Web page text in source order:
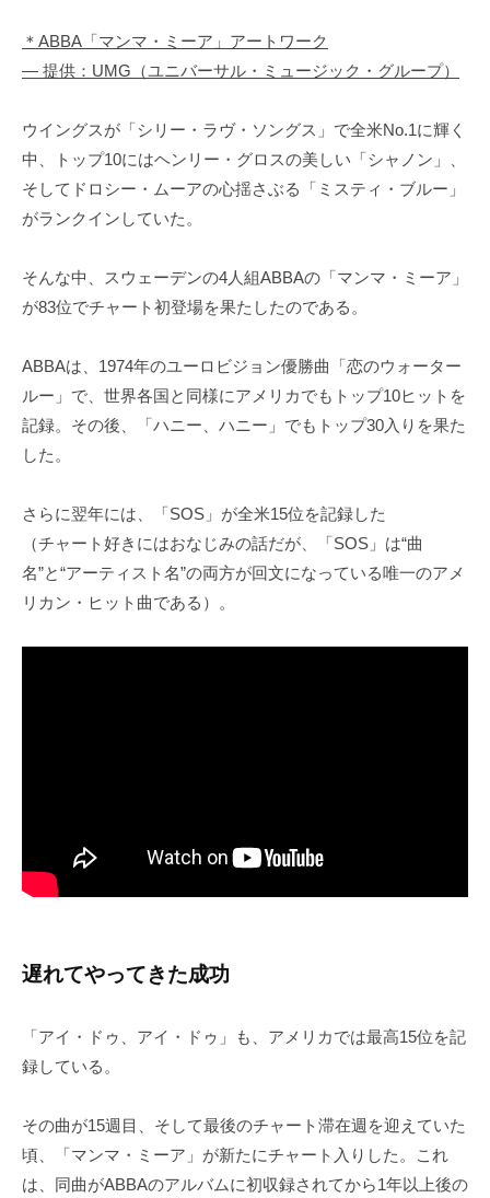
＊ABBA「マンマ・ミーア」アートワーク
― 提供：UMG（ユニバーサル・ミュージック・グループ）
ウイングスが「シリー・ラヴ・ソングス」で全米No.1に輝く
中、トップ10にはヘンリー・グロスの美しい「シャノン」、
そしてドロシー・ムーアの心揺さぶる「ミスティ・ブルー」
がランクインしていた。
そんな中、スウェーデンの4人組ABBAの「マンマ・ミーア」
が83位でチャート初登場を果たしたのである。
ABBAは、1974年のユーロビジョン優勝曲「恋のウォーター
ルー」で、世界各国と同様にアメリカでもトップ10ヒットを
記録。その後、「ハニー、ハニー」でもトップ30入りを果た
した。
さらに翌年には、「SOS」が全米15位を記録した
（チャート好きにはおなじみの話だが、「SOS」は“曲
名”と“アーティスト名”の両方が回文になっている唯一のアメ
リカン・ヒット曲である）。
遅れてやってきた成功
「アイ・ドゥ、アイ・ドゥ」も、アメリカでは最高15位を記
録している。
その曲が15週目、そして最後のチャート滞在週を迎えていた
頃、「マンマ・ミーア」が新たにチャート入りした。これ
は、同曲がABBAのアルバムに初収録されてから1年以上後の